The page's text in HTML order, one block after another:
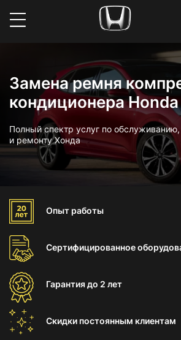
Замена ремня
кондиционера
Полный спектр услуг по обслуживанию,
и ремонту Хонда
Опыт работы
Сертифицированное
Гарантиядо 2 лет
Скидки постоянным клиентам